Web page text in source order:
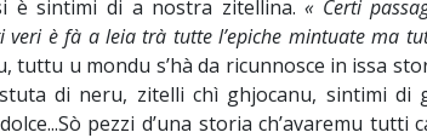
è sintimi di a nostra zitellina.« Certi
è fà a leia trà tutte l’epiche mintuate ma
tuttu u mondu s’hà da ricunnosce in issa
di neru, zitelli chì ghjocanu, sintimi di
pezzi d’una storia ch’avaremu tutti